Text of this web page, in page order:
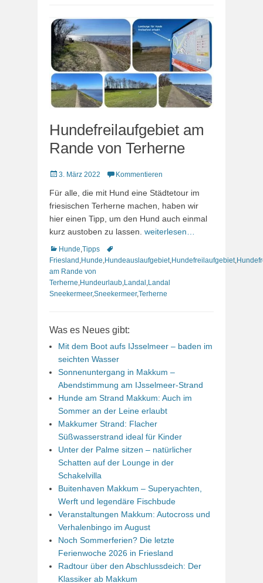
Hundefreilaufgebiet am
Rande von Terherne
Veröffentlicht
3. März 2022 Kommentieren
Für alle, die mit Hund eine Städtetour im
friesischen Terherne machen, haben wir
hier einen Tipp, um den Hund auch einmal
kurz austoben zu lassen. weiterlesen…
Kategorien
Hunde,Tipps
Schlagworte
Friesland ,Hunde,Hundeauslaufgebiet,Hundefreilaufgebiet,
am Rande von
Terherne,Hundeurlaub,Landal ,Landal
Sneekermeer,Sneekermeer,Terherne
Was es Neues gibt:
Mit dem Boot aufs IJsselmeer – baden im
seichten Wasser
Sonnenuntergang in Makkum –
Abendstimmung am IJsselmeer-Strand
Hunde am Strand Makkum: Auch im
Sommer an der Leine erlaubt
Makkumer Strand: Flacher
Süßwasserstrand ideal für Kinder
Unter der Palme sitzen – natürlicher
Schatten auf der Lounge in der
Schakelvilla
Buitenhaven Makkum – Superyachten,
Werft und legendäre Fischbude
Veranstaltungen Makkum: Autocross und
Verhalenbingo im August
Noch Sommerferien? Die letzte
Ferienwoche 2026 in Friesland
Radtour über den Abschlussdeich: Der
Klassiker ab Makkum